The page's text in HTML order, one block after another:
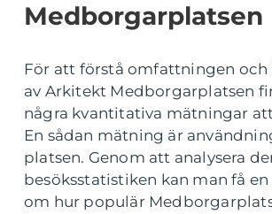
Medborgarplatsen
För att förstå omfattningen och
av Arkitekt Medborgarplatsen
några kvantitativa mätningar
En sådan mätning är
platsen. Genom att analysera
besöksstatistiken kan man få
om hur populär